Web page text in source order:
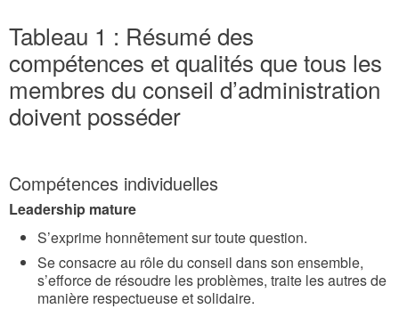
Tableau 1 : Résumé des
compétences et qualités que tous les
membres du conseil d’administration
doivent posséder
Compétences individuelles
Leadership mature
S’exprime honnêtement sur toute question.
Se consacre au rôle du conseil dans son ensemble,
s’efforce de résoudre les problèmes, traite les autres de
manière respectueuse et solidaire.